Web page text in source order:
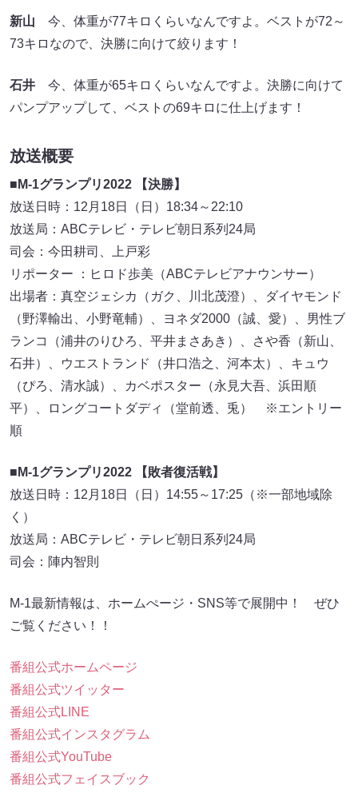
新山 今、体重が77キロくらいなんですよ。ベストが72～
73キロなので、決勝に向けて絞ります！
石井 今、体重が65キロくらいなんですよ。決勝に向けて
パンプアップして、ベストの69キロに仕上げます！
放送概要
■ M-1グランプリ2022 【決勝】
放送日時：12月18日（日）18:34～22:10
放送局：ABCテレビ・テレビ朝日系列24局
司会：今田耕司、上戸彩
リポーター ：ヒロド歩美（ABCテレビアナウンサー）
出場者：真空ジェシカ（ガク、川北茂澄）、ダイヤモンド
（野澤輸出、小野竜輔）、ヨネダ2000（誠、愛）、男性ブ
ランコ（浦井のりひろ、平井まさあき）、さや香（新山、
石井）、ウエストランド（井口浩之、河本太）、キュウ
（ぴろ、清水誠）、カベポスター（永見大吾、浜田順
平）、ロングコートダディ（堂前透、兎） ※エントリー
順
■ M-1グランプリ2022 【敗者復活戦】
放送日時：12月18日（日）14:55～17:25（※一部地域除
く）
放送局：ABCテレビ・テレビ朝日系列24局
司会：陣内智則
M-1最新情報は、ホームぺージ・SNS等で展開中！ ぜひ
ご覧ください！！
番組公式ホームページ
番組公式ツイッター
番組公式LINE
番組公式インスタグラム
番組公式YouTube
番組公式フェイスブック